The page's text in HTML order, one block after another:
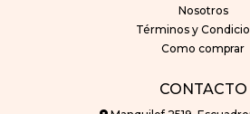
Nosotros
Términos y
Como comprar
CONTACTO